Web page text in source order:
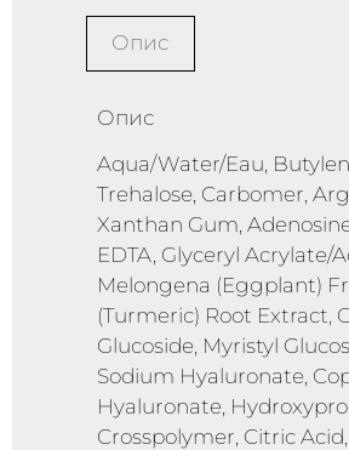
Опис
Опис
Aqua/Water/Eau,
Trehalose, Carbomer,
Xanthan Gum,
EDTA, Glyceryl
Melongena (Eggplant)
(Turmeric) Root Extract,
Glucoside, Myristyl
Sodium Hyaluronate,
Hyaluronate,
Crosspolymer, Citric